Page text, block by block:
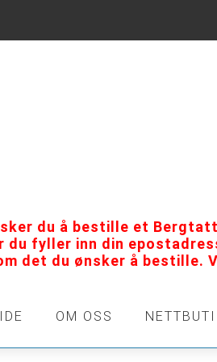
du å bestille et
du fyller inn din
det du ønsker å bestille.
OM OSS